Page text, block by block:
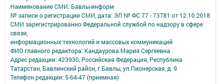
Наименование СМИ: Бавлы-информ
№ записи о регистрации СМИ, дата: ЭЛ № ФС 77 - 73781 от 12.10.2018
СМИ зарегистрированно Федеральной службой по надзору в сфере
связи,
информационных технологий и массовых коммуникаций
ФИО главного редактора: Кандаурова Мария Сергеевна
Адрес редакции: 423930, Российская Федерация, Республика
Татарстан, Бавлинский район, г.Бавлы, ул.Пионерская, д. 9
Телефон редакции: 5-64-47 (приемная)